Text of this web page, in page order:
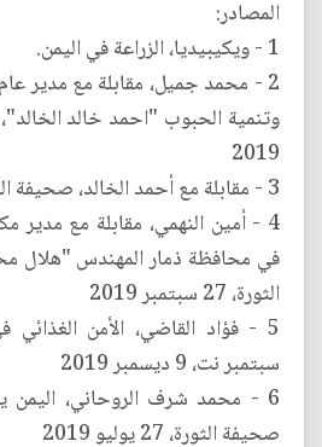
المصادر:
1 - ويكيبيديا، الزراعة في اليمن.
2 - محمد جميل، مقابلة مع مدير
2019
3 - مقابلة مع أحمد الخالد، صحيفة الثورة، 12 يناير, 2020
4 - أمين النهمي، مقابلة مع مدير
في محافظة ذمار المهندس "هلال
الثورة، 27 سبتمبر 2019
سبتمبر نت، 9 ديسمبر 2019
6 - محمد شرف الروحاني، اليمن
صحيفة الثورة، 27 يوليو 2019